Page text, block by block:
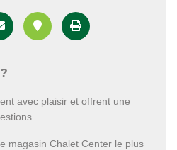
avec plaisir et offrent une
magasin Chalet Center le plus